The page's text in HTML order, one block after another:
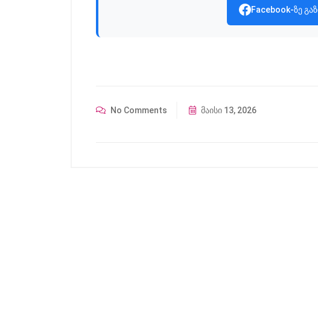
Facebook-ზე
No Comments მაისი 13, 2026